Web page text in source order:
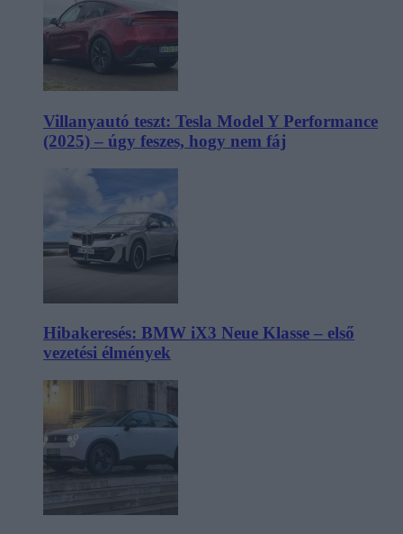
Villanyautó teszt: Tesla Model Y Performance
(2025) – úgy feszes, hogy nem fáj
Hibakeresés: BMW iX3 Neue Klasse – első
vezetési élmények